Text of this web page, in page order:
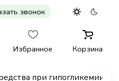
звонок
Избранное Корзина
при гипогликемии